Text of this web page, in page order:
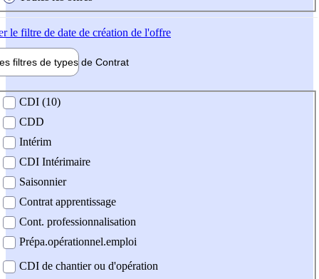
le filtre de date de création de l'offre
filtres de types de Contrat
contrat
CDI (10)
CDD
Intérim
CDI Intérimaire
Saisonnier
Contrat apprentissage
Cont. professionnalisation
Prépa.opérationnel.emploi
CDI de chantier ou d'opération